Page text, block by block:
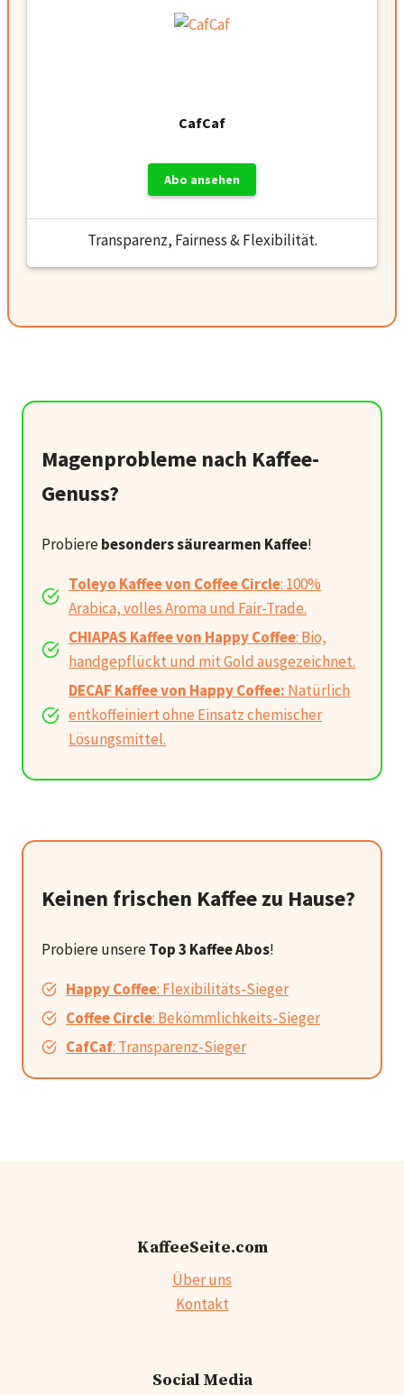
CafCaf
Abo ansehen
Transparenz, Fairness & Flexibilität.
Magenprobleme nach Kaffee-
Genuss?
Probierebesonders säurearmen Kaffee!
Toleyo Kaffee von Coffee Circle: 100%
Arabica, volles Aroma und Fair-Trade.
CHIAPAS Kaffee von Happy Coffee: Bio,
handgepflückt und mit Gold ausgezeichnet.
DECAF Kaffee von Happy Coffee: Natürlich
entkoffeiniert ohne Einsatz chemischer
Lösungsmittel.
Keinen frischen Kaffee zu Hause?
Probiere unsereTop 3 Kaffee Abos!
Happy Coffee: Flexibilitäts-Sieger
Coffee Circle: Bekömmlichkeits-Sieger
CafCaf: Transparenz-Sieger
KaffeeSeite.com
Über uns
Kontakt
Social Media